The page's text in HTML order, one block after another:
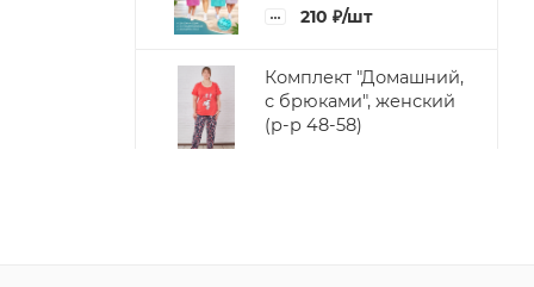
210 ₽/шт
Комплект "Домашний,
с брюками", женский
(р-р 48-58)